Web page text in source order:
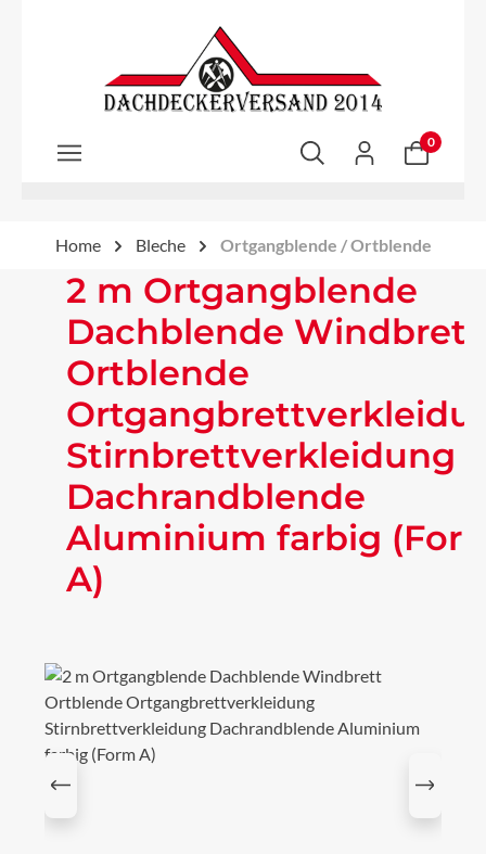
Zum Hauptinhalt springen
0
Home Bleche Ortgangblende / Ortblende
2 m Ortgangblende
Dachblende Windbrett
Ortblende
Stirnbrettverkleidung
Dachrandblende
Aluminium farbig
A)
Bildergalerie überspringen